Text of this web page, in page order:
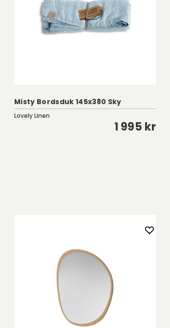
Misty Bordsduk 145x380 Sky
Lovely Linen
1 995 kr